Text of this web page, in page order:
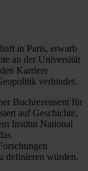
in Paris, erwarb
an der Universität
Karriere
verbindet.
Buchrezensent für
auf Geschichte,
Institut National
definieren würden.